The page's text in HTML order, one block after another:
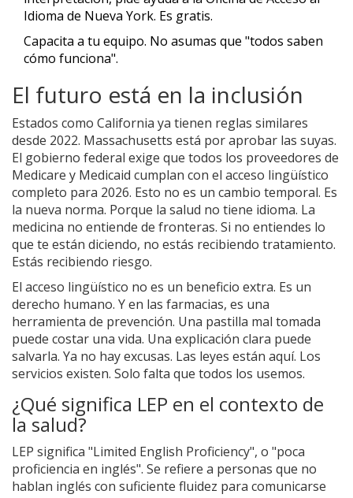
Idioma de Nueva York. Es gratis.
Capacita a tu equipo. No asumas que "todos saben
cómo funciona".
El futuro está en la inclusión
Estados como California ya tienen reglas similares
desde 2022. Massachusetts está por aprobar las suyas.
El gobierno federal exige que todos los proveedores de
Medicare y Medicaid cumplan con el acceso lingüístico
completo para 2026. Esto no es un cambio temporal. Es
la nueva norma. Porque la salud no tiene idioma. La
medicina no entiende de fronteras. Si no entiendes lo
que te están diciendo, no estás recibiendo tratamiento.
Estás recibiendo riesgo.
El acceso lingüístico no es un beneficio extra. Es un
derecho humano. Y en las farmacias, es una
herramienta de prevención. Una pastilla mal tomada
puede costar una vida. Una explicación clara puede
salvarla. Ya no hay excusas. Las leyes están aquí. Los
servicios existen. Solo falta que todos los usemos.
¿Qué significa LEP en el contexto de
la salud?
LEP significa "Limited English Proficiency", o "poca
proficiencia en inglés". Se refiere a personas que no
hablan inglés con suficiente fluidez para comunicarse